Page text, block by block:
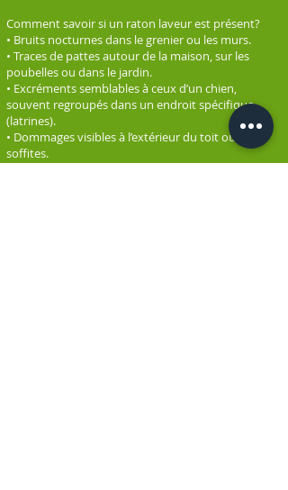
Comment savoir si un raton laveur est présent?
• Bruits nocturnes dans le grenier ou les murs.
• Traces de pattes autour de la maison, sur les
poubelles ou dans le jardin.
• Excréments semblables à ceux d’un chien,
souvent regroupés dans un endroit spécifique
(latrines).
• Dommages visibles à l’extérieur du toit ou des
soffites.